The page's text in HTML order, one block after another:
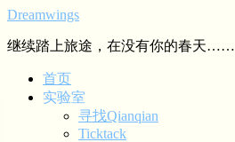
Dreamwings
继续踏上旅途，在没有你的春天……
首页
实验室
寻找Qianqian
Ticktack